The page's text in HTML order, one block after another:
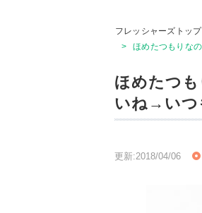
フレッシャーズトップ
>
ほめたつもりな
ほめたつ
いね→いつ
更新:2018/04/06